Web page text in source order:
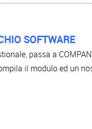
SOFTWARE
passa a
il modulo ed un